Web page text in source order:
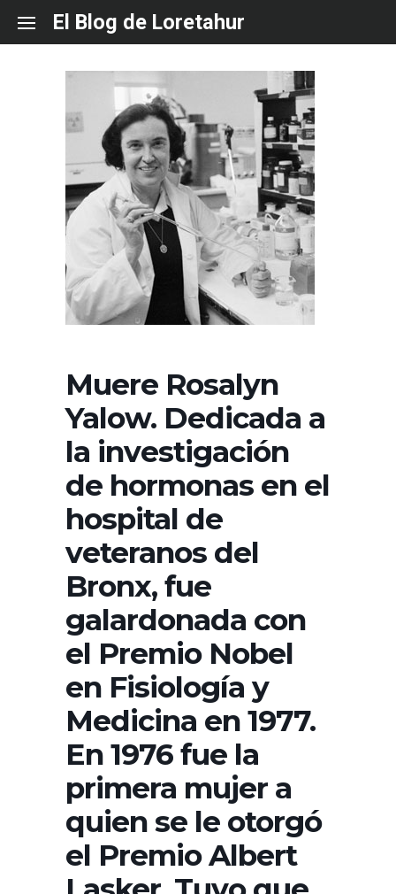
content
El Blog de Loretahur
Muere Rosalyn
Yalow. Dedicada a
la investigación
de hormonas en el
hospital de
veteranos del
Bronx, fue
galardonada con
el Premio Nobel
en Fisiología y
Medicina en 1977.
En 1976 fue la
primera mujer a
quien se le otorgó
el Premio Albert